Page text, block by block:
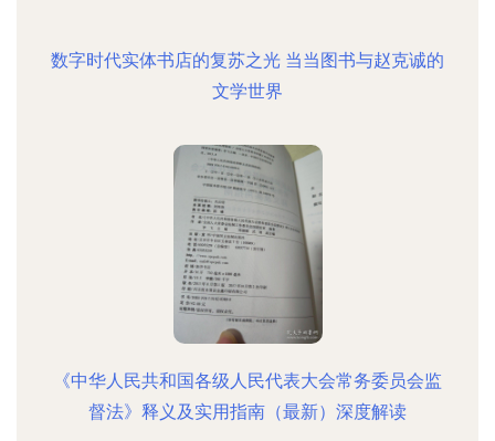
数字时代实体书店的复苏之光 当当图书与赵克诚的
文学世界
《中华人民共和国各级人民代表大会常务委员会监
督法》释义及实用指南（最新）深度解读